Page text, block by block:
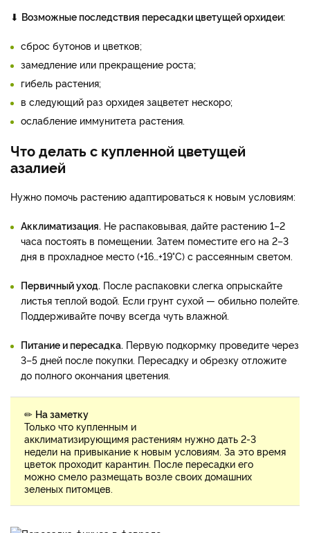
⬇ Возможные последствия пересадки цветущей орхидеи:
сброс бутонов и цветков;
замедление или прекращение роста;
гибель растения;
в следующий раз орхидея зацветет нескоро;
ослабление иммунитета растения.
Что делать с купленной цветущей
азалией
Нужно помочь растению адаптироваться к новым условиям:
Акклиматизация. Не распаковывая, дайте растению 1–2
часа постоять в помещении. Затем поместите его на 2–3
дня в прохладное место (+16…+19°C) с рассеянным светом.
Первичный уход. После распаковки слегка опрыскайте
листья теплой водой. Если грунт сухой — обильно полейте.
Поддерживайте почву всегда чуть влажной.
Питание и пересадка. Первую подкормку проведите через
3–5 дней после покупки. Пересадку и обрезку отложите
до полного окончания цветения.
✏ На заметку
Только что купленным и
акклиматизирующимя растениям нужно дать 2-3
недели на привыкание к новым условиям. За это время
цветок проходит карантин. После пересадки его
можно смело размещать возле своих домашних
зеленых питомцев.